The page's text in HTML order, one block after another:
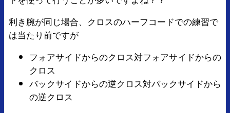
利き腕が同じ場合、クロスのハーフコードでの練習で
は当たり前ですが
フォアサイドからのクロス対フォアサイドからの
クロス
バックサイドからの逆クロス対バックサイドから
の逆クロス